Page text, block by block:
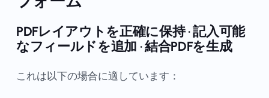
PDFレイアウトを正確に保持 · 記入可能
なフィールドを追加 · 結合PDFを生成
これは以下の場合に適しています：